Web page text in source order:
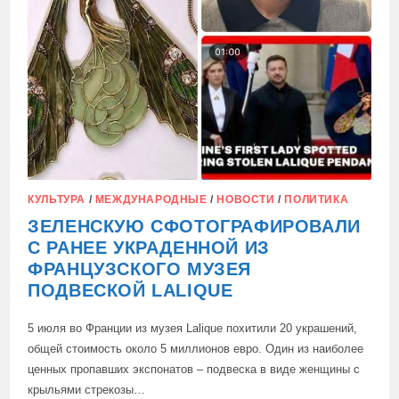
КУЛЬТУРА / МЕЖДУНАРОДНЫЕ /НОВОСТИ /ПОЛИТИКА
ЗЕЛЕНСКУЮ СФОТОГРАФИРОВАЛИ
С РАНЕЕ УКРАДЕННОЙ ИЗ
ФРАНЦУЗСКОГО МУЗЕЯ
ПОДВЕСКОЙ LALIQUE
5 июля во Франции из музея Lalique похитили 20 украшений,
общей стоимость около 5 миллионов евро. Один из наиболее
ценных пропавших экспонатов – подвеска в виде женщины с
крыльями стрекозы…